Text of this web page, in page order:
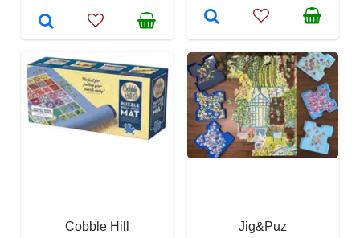
Cobble Hill
Jig&Puz